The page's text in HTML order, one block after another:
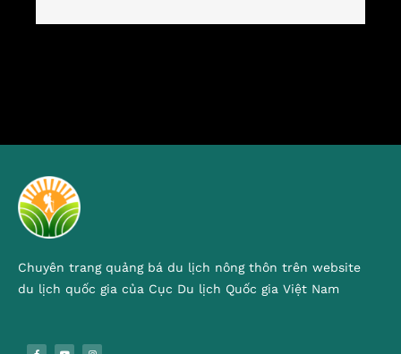
Chuyên trang quảng bá du lịch nông thôn trên website
du lịch quốc gia của Cục Du lịch Quốc gia Việt Nam